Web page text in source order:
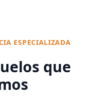
ESPECIALIZADA
que